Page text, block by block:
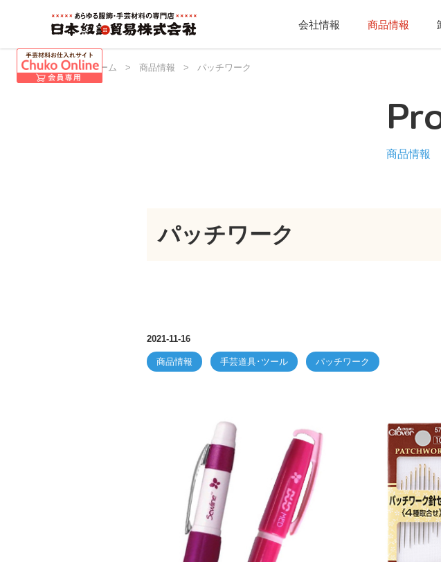
会社情報 商品情報
日本紐釦 ホーム > 商品情報 > パッチワーク
商品情報
パッチワーク
2021-11-16
商品情報 手芸道具･ツール パッチワーク